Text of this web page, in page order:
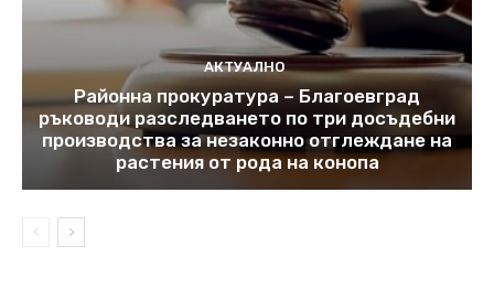
АКТУАЛНО
Районна прокуратура – Благоевград
ръководи разследването по три досъдебни
производства за незаконно отглеждане на
растения от рода на конопа